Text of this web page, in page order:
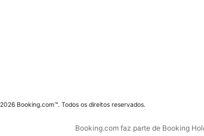
Booking.com™. Todos os direitos reservados.
Booking.com faz parte de Booking